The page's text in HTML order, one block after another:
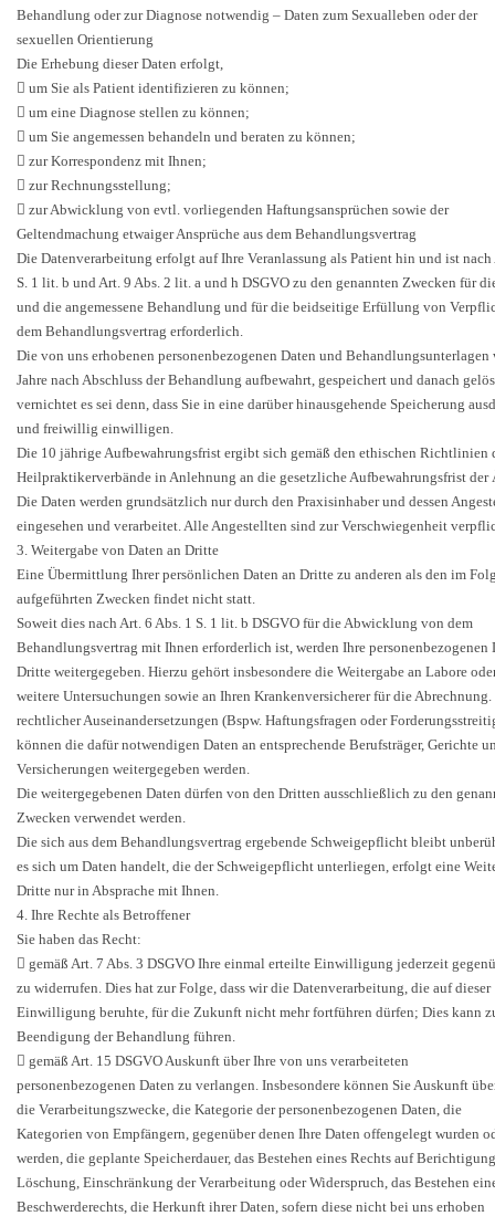
Behandlung oder zur Diagnose notwendig – Daten zum Sexualleben oder der
sexuellen Orientierung
Die Erhebung dieser Daten erfolgt,
 um Sie als Patient identifizieren zu können;
 um eine Diagnose stellen zu können;
 um Sie angemessen behandeln und beraten zu können;
 zur Korrespondenz mit Ihnen;
 zur Rechnungsstellung;
 zur Abwicklung von evtl. vorliegenden Haftungsansprüchen sowie der
Geltendmachung etwaiger Ansprüche aus dem Behandlungsvertrag
Die Datenverarbeitung erfolgt auf Ihre Veranlassung als Patient hin und ist nach
S. 1 lit. b und Art. 9 Abs. 2 lit. a und h DSGVO zu den genannten Zwecken für
und die angemessene Behandlung und für die beidseitige Erfüllung von
dem Behandlungsvertrag erforderlich.
Die von uns erhobenen personenbezogenen Daten und Behandlungsunterlagen
Jahre nach Abschluss der Behandlung aufbewahrt, gespeichert und danach
vernichtet es sei denn, dass Sie in eine darüber hinausgehende Speicherung
und freiwillig einwilligen.
Die 10 jährige Aufbewahrungsfrist ergibt sich gemäß den ethischen Richtlinien
Heilpraktikerverbände in Anlehnung an die gesetzliche Aufbewahrungsfrist der
Die Daten werden grundsätzlich nur durch den Praxisinhaber und dessen
eingesehen und verarbeitet. Alle Angestellten sind zur Verschwiegenheit
3. Weitergabe von Daten an Dritte
Eine Übermittlung Ihrer persönlichen Daten an Dritte zu anderen als den im
aufgeführten Zwecken findet nicht statt.
Soweit dies nach Art. 6 Abs. 1 S. 1 lit. b DSGVO für die Abwicklung von dem
Behandlungsvertrag mit Ihnen erforderlich ist, werden Ihre personenbezogenen
Dritte weitergegeben. Hierzu gehört insbesondere die Weitergabe an Labore
weitere Untersuchungen sowie an Ihren Krankenversicherer für die
rechtlicher Auseinandersetzungen (Bspw. Haftungsfragen oder
können die dafür notwendigen Daten an entsprechende Berufsträger, Gerichte
Versicherungen weitergegeben werden.
Die weitergegebenen Daten dürfen von den Dritten ausschließlich zu den
Zwecken verwendet werden.
Die sich aus dem Behandlungsvertrag ergebende Schweigepflicht bleibt
es sich um Daten handelt, die der Schweigepflicht unterliegen, erfolgt eine
Dritte nur in Absprache mit Ihnen.
4. Ihre Rechte als Betroffener
Sie haben das Recht:
 gemäß Art. 7 Abs. 3 DSGVO Ihre einmal erteilte Einwilligung jederzeit
zu widerrufen. Dies hat zur Folge, dass wir die Datenverarbeitung, die auf dieser
Einwilligung beruhte, für die Zukunft nicht mehr fortführen dürfen; Dies kann
Beendigung der Behandlung führen.
 gemäß Art. 15 DSGVO Auskunft über Ihre von uns verarbeiteten
personenbezogenen Daten zu verlangen. Insbesondere können Sie Auskunft
die Verarbeitungszwecke, die Kategorie der personenbezogenen Daten, die
Kategorien von Empfängern, gegenüber denen Ihre Daten offengelegt wurden
werden, die geplante Speicherdauer, das Bestehen eines Rechts auf
Löschung, Einschränkung der Verarbeitung oder Widerspruch, das Bestehen
Beschwerderechts, die Herkunft ihrer Daten, sofern diese nicht bei uns erhoben